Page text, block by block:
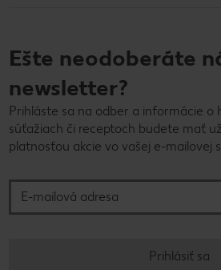
Ešte neodoberáte
newsletter?
Prihláste sa na odber a informácie o
súťažiach či receptoch budete mať
platnosťou akcie vo vašej e-mailovej
Prihlásiť sa